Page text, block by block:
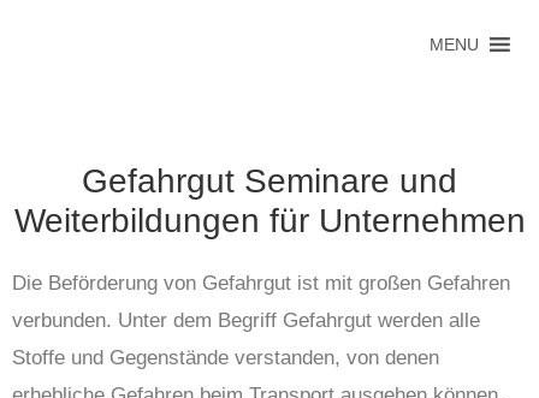
MENU
Gefahrgut Seminare und
Weiterbildungen für Unternehmen
Die Beförderung von Gefahrgut ist mit großen Gefahren
verbunden. Unter dem Begriff Gefahrgut werden alle
Stoffe und Gegenstände verstanden, von denen